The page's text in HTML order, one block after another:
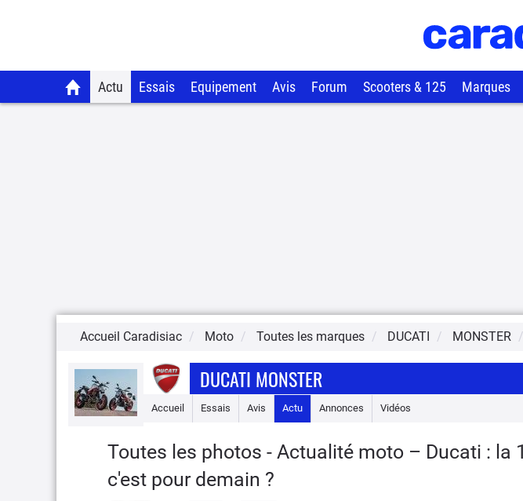
Actu Essais Equipement Avis Forum Scooters & 125 Marques
Accueil Caradisiac Moto Toutes les marques DUCATI MONSTER
DUCATI MONSTER
Accueil Essais Avis Actu Annonces Vidéos
Toutes les photos - Actualité moto – Ducati : la
c'est pour demain ?